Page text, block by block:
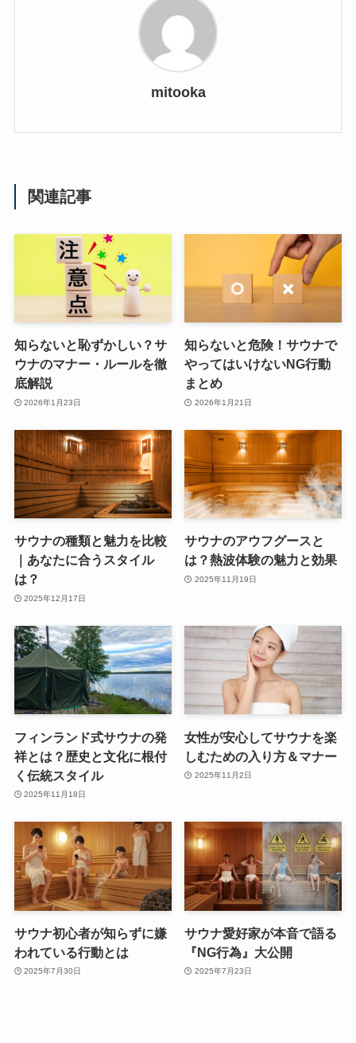
mitooka
関連記事
知らないと恥ずかしい？サ
ウナのマナー・ルールを徹
底解説
2026年1月23日
知らないと危険！サウナで
やってはいけないNG行動
まとめ
2026年1月21日
サウナの種類と魅力を比較
｜あなたに合うスタイル
は？
2025年12月17日
サウナのアウフグースと
は？熱波体験の魅力と効果
2025年11月19日
フィンランド式サウナの発
祥とは？歴史と文化に根付
く伝統スタイル
2025年11月18日
女性が安心してサウナを楽
しむための入り方＆マナー
2025年11月2日
サウナ初心者が知らずに嫌
われている行動とは
2025年7月30日
サウナ愛好家が本音で語る
『NG行為』大公開
2025年7月23日